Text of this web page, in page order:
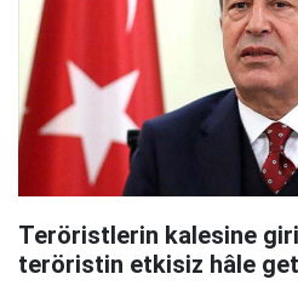
Teröristlerin kalesine
teröristin etkisiz hâle